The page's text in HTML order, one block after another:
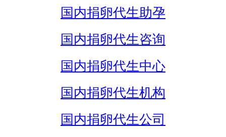
国内捐卵代生助孕
国内捐卵代生咨询
国内捐卵代生中心
国内捐卵代生机构
国内捐卵代生公司